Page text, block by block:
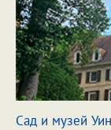
Сад и музей